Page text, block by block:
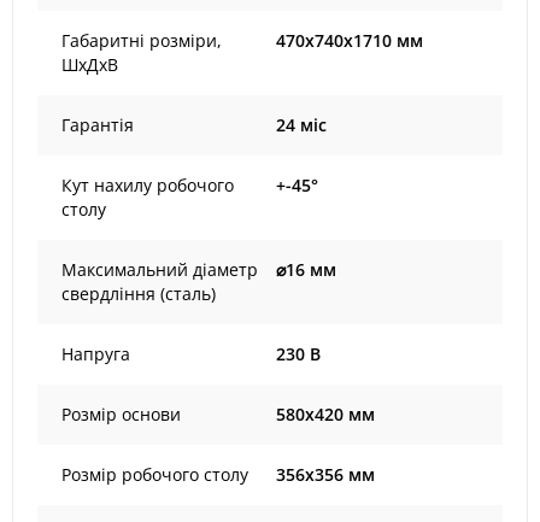
Габаритні розміри,
ШхДхВ
470х740х1710 мм
Гарантія 24 міс
Кут нахилу робочого
столу
+-45°
Максимальний діаметр
свердління (сталь)
⌀16 мм
Напруга 230 В
Розмір основи 580х420 мм
Розмір робочого столу 356х356 мм